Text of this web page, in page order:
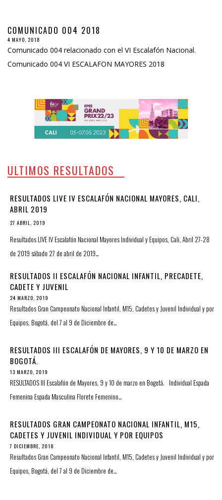
COMUNICADO 004 2018
4 MAYO, 2018
Comunicado 004 relacionado con el VI Escalafón Nacional.
Comunicado 004 VI ESCALAFON MAYORES 2018
ULTIMOS RESULTADOS
RESULTADOS LIVE IV ESCALAFÓN NACIONAL MAYORES, CALI,
ABRIL 2019
27 ABRIL, 2019
Resultados LIVE IV Escalafón Nacional Mayores Individual y Equipos, Cali, Abril 27-28
de 2019 sábado 27 de abril de 2019…
RESULTADOS II ESCALAFÓN NACIONAL INFANTIL, PRECADETE,
CADETE Y JUVENIL
24 MARZO, 2019
Resultados Gran Campeonato Nacional Infantil, M15, Cadetes y Juvenil Individual y por
Equipos, Bogotá, del 7 al 9 de Diciembre de…
RESULTADOS III ESCALAFÓN DE MAYORES, 9 Y 10 DE MARZO EN
BOGOTÁ.
13 MARZO, 2019
RESULTADOS III Escalafón de Mayores, 9 y 10 de marzo en Bogotá. Individual Espada
Femenina Espada Masculina Florete Femenino…
RESULTADOS GRAN CAMPEONATO NACIONAL INFANTIL, M15,
CADETES Y JUVENIL INDIVIDUAL Y POR EQUIPOS
7 DICIEMBRE, 2018
Resultados Gran Campeonato Nacional Infantil, M15, Cadetes y Juvenil Individual y por
Equipos, Bogotá, del 7 al 9 de Diciembre de…